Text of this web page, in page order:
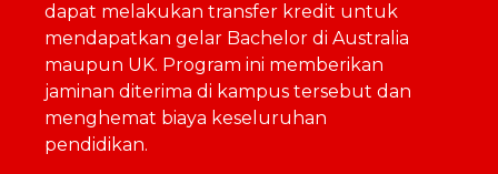
dapat melakukan transfer kredit untuk
mendapatkan gelar Bachelor di Australia
maupun UK. Program ini memberikan
jaminan diterima di kampus tersebut dan
menghemat biaya keseluruhan
pendidikan.